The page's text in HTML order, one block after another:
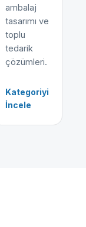
ambalaj
tasarımı ve
toplu
tedarik
çözümleri.
Kategoriyi
İncele